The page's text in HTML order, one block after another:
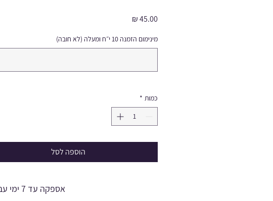
מינימום הזמנה 10 י״ח ומעלה (לא חובה)
כמות *
הוספה לסל
אספקה עד 7 ימי עבודה